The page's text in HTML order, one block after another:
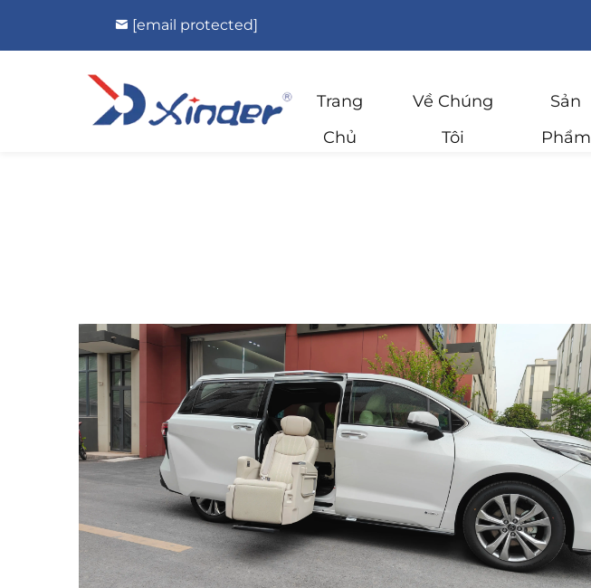
[email protected]
Trang
Chủ
Về Chúng
Tôi
Sản
Phẩm